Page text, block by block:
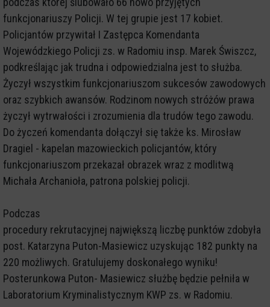
funkcjonariuszy Policji. W tej grupie jest 17 kobiet.
Policjantów przywitał I Zastępca Komendanta
Wojewódzkiego Policji zs. w Radomiu insp. Marek Świszcz,
podkreślając jak trudna i odpowiedzialna jest to służba.
Życzył wszystkim funkcjonariuszom sukcesów zawodowych
oraz szybkich awansów. Rodzinom nowych stróżów prawa
życzył wytrwałości i zrozumienia dla trudów tego zawodu.
Do życzeń komendanta dołączył się także ks. Mirosław
Dragiel - kapelan mazowieckich policjantów, który
funkcjonariuszom przekazał obrazek wraz z modlitwą
Michała Archanioła, patrona polskiej policji.
Podczas
procedury rekrutacyjnej największą liczbę punktów zdobyła
post. Katarzyna Puton-Masiewicz uzyskując 182 punkty na
220 możliwych. Gratulujemy doskonałego wyniku!
Posterunkowa Puton- Masiewicz służbę będzie pełniła w
Laboratorium Kryminalistycznym KWP zs. w Radomiu.